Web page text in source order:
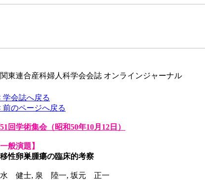
東連合産科婦人科学会会誌 オンラインジャーナル
学会誌へ戻る
前のページへ戻る
回学術集会（昭和50年10月12日）
一般演題】
性卵巣腫瘍の臨床的考察
水 健士, 泉 陸一, 坂元 正一